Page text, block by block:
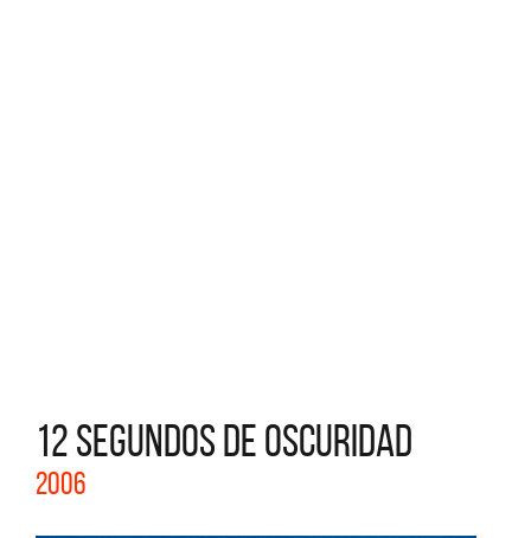
12 SEGUNDOS DE OSCURIDAD
2006